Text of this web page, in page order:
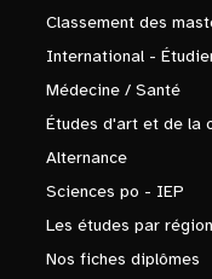
Classement des
International -
Médecine / Santé
Études d'art et de la
Alternance
Sciences po - IEP
Les études par région
Nos fiches diplômes